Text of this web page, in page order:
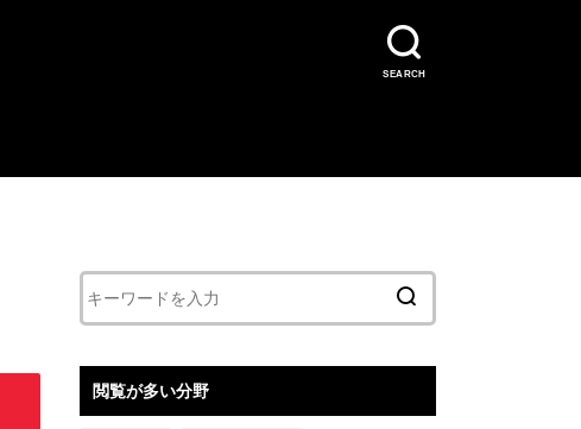
SEARCH
閲覧が多い分野